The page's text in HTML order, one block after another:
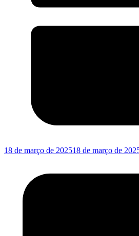
18 de março de 202518 de março de